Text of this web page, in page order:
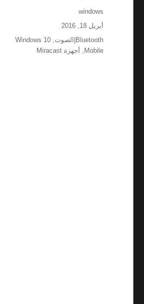
الكاتب
windows
نُشرت
في
أبريل 18, 2016
الوسوم
Bluetooth|الصوت ,
Windows 10
Mobile
, أجهزة Miracast